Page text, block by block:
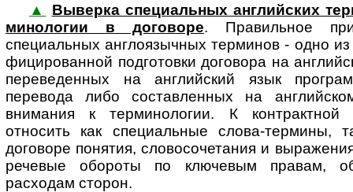
▲
Выверка специальных английских
ми­но­ло­гии в до­го­во­ре. Пра­виль­ное
специальных англоязычных терминов - одно
фи­ци­ро­ван­ной подготовки договора на
переведенных на английский язык
перевода либо составленных на
внимания к терминологии. К контрактной
относить как специальные слова-термины,
договоре понятия, словосочетания и
речевые обороты по клю­че­вым правам,
расходам сторон.